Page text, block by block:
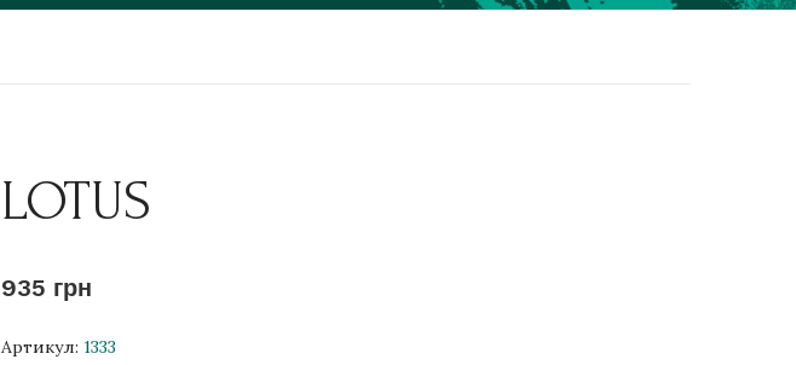
LOTUS
935 грн
Артикул: 1333